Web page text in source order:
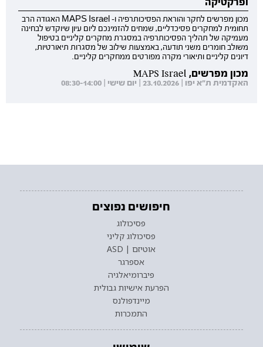
מכון מפרשים לחקר והוראת הפסיכותרפיה ו- MAPS Israel האגודה הרב
תחומית למחקרים פסיכדליים, שמחים להזמינכם ליום עיון שיוקדש לבחינה
מעמיקה של תהליך הפסיכותרפיה במסגרת מחקרים קליניים בטיפול
משולב חומרים משני תודעה, באמצעות שילוב של מסגרות תיאורטיות,
דיונים קליניים ותיאורי מקרה מפורטים ממחקרים קליניים.
מכון מפרשים, MAPS Israel
האקדמית ת"א יפו | 23.10.2026 | יום שישי | 08:30-14:00
חיפושים נפוצים
פסיכולוג
פסיכולוג קליני
אוטיזם | ASD
אספרגר
פיברומיאלגיה
הפרעת אישיות גבולית
מיינדפולנס
התמכרות